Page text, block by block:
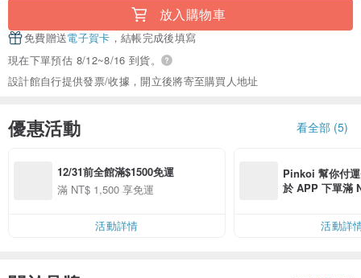
放入購物車
免費贈送電子賀卡 ，結帳完成後填寫
現在下單預估 8/12~8/16 到貨。
設計館自行提供發票/收據，開立後將寄至購買人地址
優惠活動 看全部 (5)
12/31前全館滿$1500免運
滿 NT$ 1,500 享免運
活動詳情
Pinkoi 幫你付
於 APP 下單滿
活動詳